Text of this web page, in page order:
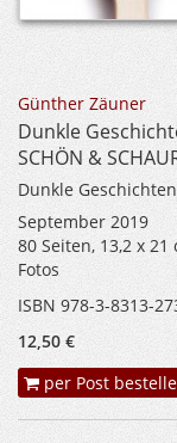
Günther Zäuner
Dunkle
SCHÖN &
Dunkle
September 2019
80 Seiten, 13,2 x
Fotos
ISBN 978-3-8313-
12,50 €
per Post